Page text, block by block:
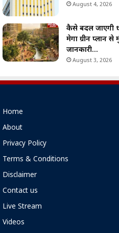
August 4, 2026
कैसे बदल जाएगी
मेगा ग्रीन प्लान
जानकारी…
August 3, 2026
Home
About
Privacy Policy
Terms & Conditions
Disclaimer
Contact us
Live Stream
Videos